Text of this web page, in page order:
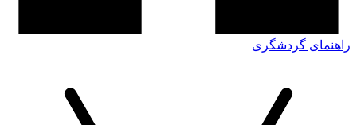
راهنمای گردشگری